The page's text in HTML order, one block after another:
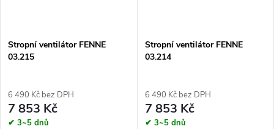
Stropní ventilátor FENNE
03.215
6 490 Kč bez DPH
7 853 Kč
✔ 3~5 dnů
Stropní ventilátor FENNE
03.214
6 490 Kč bez DPH
7 853 Kč
✔ 3~5 dnů